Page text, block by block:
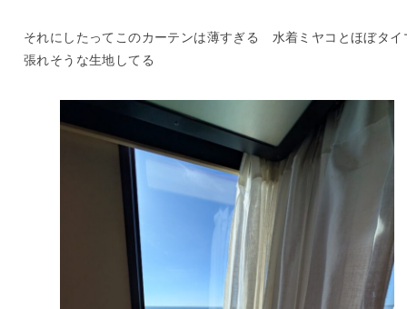
それにしたってこのカーテンは薄すぎる 水着ミヤコとほぼタイ
張れそうな生地してる